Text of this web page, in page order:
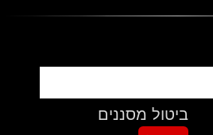
ביטול מסננים